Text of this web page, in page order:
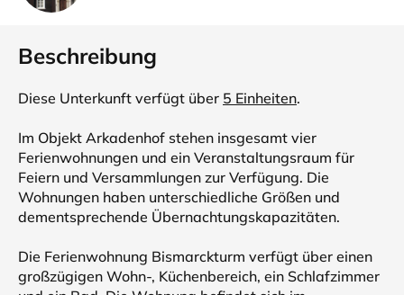
Beschreibung
Diese Unterkunft verfügt über 5 Einheiten.
Im Objekt Arkadenhof stehen insgesamt vier
Ferienwohnungen und ein Veranstaltungsraum für
Feiern und Versammlungen zur Verfügung. Die
Wohnungen haben unterschiedliche Größen und
dementsprechende Übernachtungskapazitäten.
Die Ferienwohnung Bismarckturm verfügt über einen
großzügigen Wohn-, Küchenbereich, ein Schlafzimmer